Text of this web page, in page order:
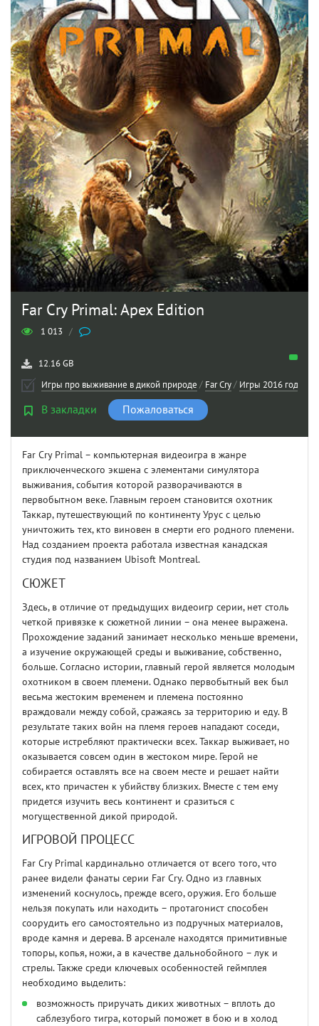
Far Cry Primal: Apex Edition
1 013 /
12.16 GB
Игры про выживание в дикой природе / Far Cry/ Игры 2016 года
В закладки Пожаловаться
Far Cry Primal – компьютерная видеоигра в жанре
приключенческого экшена с элементами симулятора
выживания, события которой разворачиваются в
первобытном веке. Главным героем становится охотник
Таккар, путешествующий по континенту Урус с целью
уничтожить тех, кто виновен в смерти его родного племени.
Над созданием проекта работала известная канадская
студия под названием Ubisoft Montreal.
СЮЖЕТ
Здесь, в отличие от предыдущих видеоигр серии, нет столь
четкой привязке к сюжетной линии – она менее выражена.
Прохождение заданий занимает несколько меньше времени,
а изучение окружающей среды и выживание, собственно,
больше. Согласно истории, главный герой является молодым
охотником в своем племени. Однако первобытный век был
весьма жестоким временем и племена постоянно
враждовали между собой, сражаясь за территорию и еду. В
результате таких войн на племя героев нападают соседи,
которые истребляют практически всех. Таккар выживает, но
оказывается совсем один в жестоком мире. Герой не
собирается оставлять все на своем месте и решает найти
всех, кто причастен к убийству близких. Вместе с тем ему
придется изучить весь континент и сразиться с
могущественной дикой природой.
ИГРОВОЙ ПРОЦЕСС
Far Cry Primal кардинально отличается от всего того, что
ранее видели фанаты серии Far Cry. Одно из главных
изменений коснулось, прежде всего, оружия. Его больше
нельзя покупать или находить – протагонист способен
соорудить его самостоятельно из подручных материалов,
вроде камня и дерева. В арсенале находятся примитивные
топоры, копья, ножи, а в качестве дальнобойного – лук и
стрелы. Также среди ключевых особенностей геймплея
необходимо выделить:
возможность приручать диких животных – вплоть до
саблезубого тигра, который поможет в бою и в холод